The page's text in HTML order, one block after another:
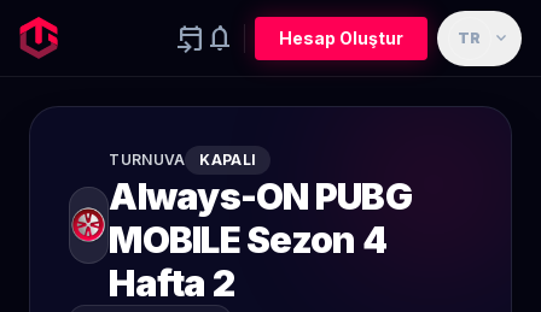
event_upcoming notifications Hesap Oluştur TR expand_more
TURNUVA KAPALI
Always-ON PUBG
MOBILE Sezon 4
Hafta 2